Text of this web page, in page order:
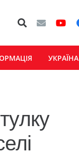
УКРАЇНА